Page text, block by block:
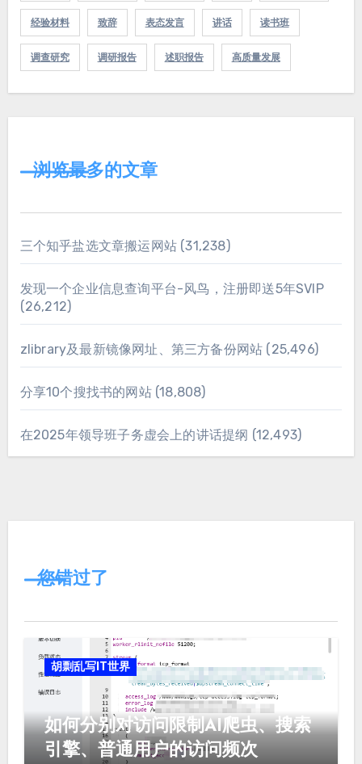
经验材料 致辞 表态发言 讲话 读书班
调查研究 调研报告 述职报告 高质量发展
浏览最多的文章
三个知乎盐选文章搬运网站 (31,238)
发现一个企业信息查询平台-风鸟，注册即送5年SVIP
(26,212)
zlibrary及最新镜像网址、第三方备份网站 (25,496)
分享10个搜找书的网站 (18,808)
在2025年领导班子务虚会上的讲话提纲 (12,493)
您错过了
胡剽乱写IT世界
如何分别对访问限制AI爬虫、搜索
引擎、普通用户的访问频次